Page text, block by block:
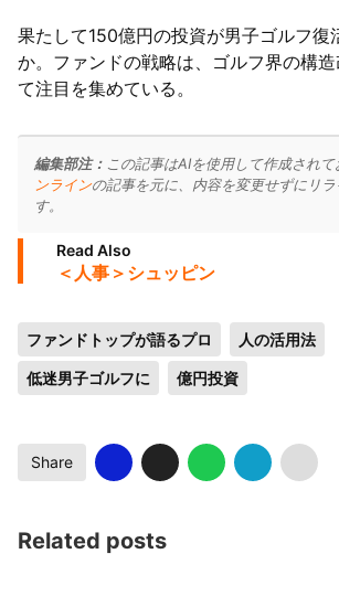
果たして150億円の投資が男子ゴルフ復
か。ファンドの戦略は、ゴルフ界の構
て注目を集めている。
編集部注： この記事はAIを使用して作成されて
ンラインの記事を元に、内容を変更せずにリ
す。
Read Also
＜人事＞シュッピン
ファンドトップが語るプロ 人の活用法
低迷男子ゴルフに 億円投資
Share
Related posts